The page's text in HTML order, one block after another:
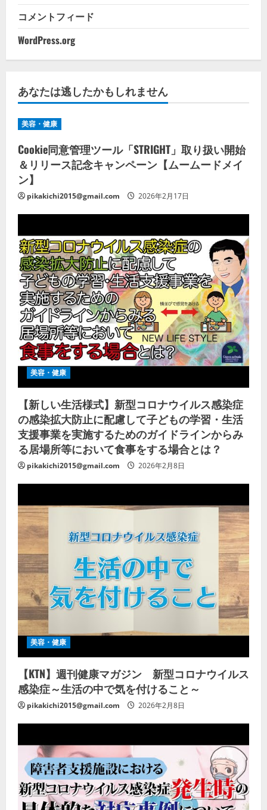
コメントフィード
WordPress.org
あなたは逃したかもしれません
美容・健康
Cookie同意管理ツール「STRIGHT」取り扱い開始
＆リリース記念キャンペーン【ムームードメイ
ン】
pikakichi2015@gmail.com 2026年2月17日
美容・健康
【新しい生活様式】新型コロナウイルス感染症
の感染拡大防止に配慮して子どもの学習・生活
支援事業を実施するためのガイドラインからみ
る居場所等において食事をする場合とは？
pikakichi2015@gmail.com 2026年2月8日
美容・健康
【KTN】週刊健康マガジン 新型コロナウイルス
感染症～生活の中で気を付けること～
pikakichi2015@gmail.com 2026年2月8日